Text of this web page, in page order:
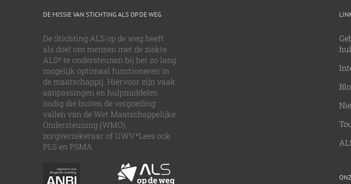
DE MISSIE VAN STICHTING ALS OP DE WEG
De Stichting ALS op de weg heeft
als doel om mensen met de ziekte
ALS* te ondersteunen bij het zo lang
mogelijk optimaal functioneren in
de maatschappij. Hiervoor zijn vaak
aanpassingen en hulpmiddelen
nodig die buiten de vergoeding
vallen van de Wet Maatschappelijke
Ondersteuning (WMO),
zorgverzekeraar of UWV.*Lees ook
PLS en PSMA